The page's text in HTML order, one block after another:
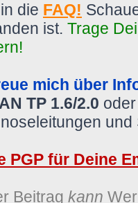
die FAQ!
ist. Trage
mich über
TP 1.6/2.0
PGP für Deine
Beitrag kann